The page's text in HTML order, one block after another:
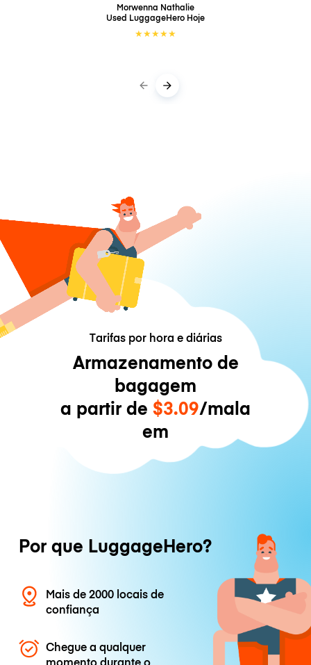
Morwenna Nathalie
Used LuggageHero Hoje
★★★★★
Tarifas por hora e diárias
Armazenamento de
bagagem
a partir de $3.09/mala
em
Por que LuggageHero?
Mais de 2000 locais de
confiança
Chegue a qualquer
momento durante o